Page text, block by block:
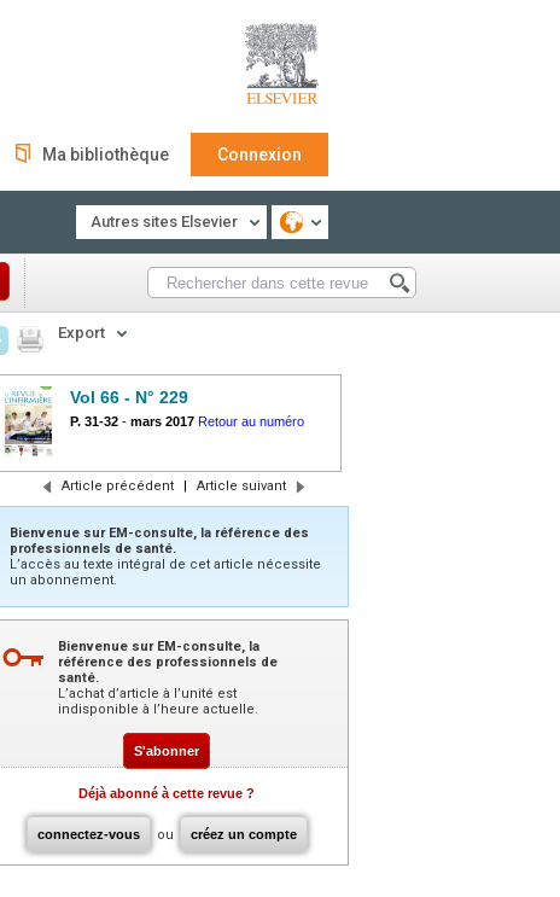
Ma bibliothèque Connexion
Autres sites Elsevier
Export
Vol 66 - N° 229
P. 31-32 - mars 2017 Retour au numéro
Article précédent | Article suivant
Bienvenue sur EM-consulte, la référence des
professionnels de santé.
L’accès au texte intégral de cet article nécessite
un abonnement.
Bienvenue sur EM-consulte, la
référence des professionnels de
santé.
L’achat d’article à l’unité est
indisponible à l’heure actuelle.
S'abonner
Déjà abonné à cette revue ?
connectez-vous ou créez un compte